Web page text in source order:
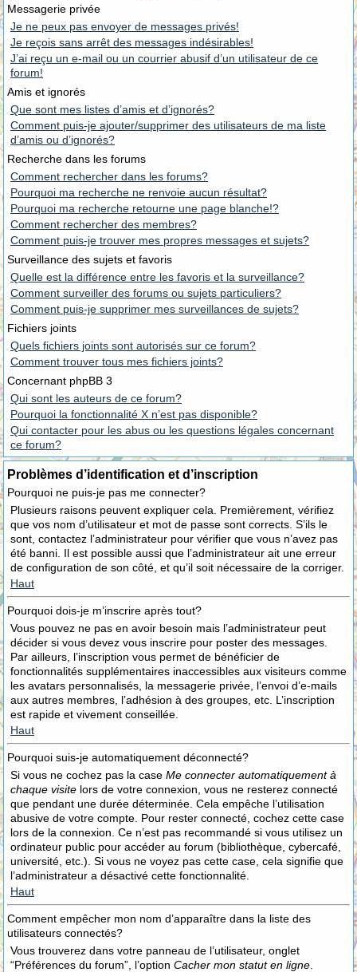
Messagerie privée
Je ne peux pas envoyer de messages privés!
Je reçois sans arrêt des messages indésirables!
J’ai reçu un e-mail ou un courrier abusif d’un utilisateur de ce
forum!
Amis et ignorés
Que sont mes listes d’amis et d’ignorés?
Comment puis-je ajouter/supprimer des utilisateurs de ma liste
d’amis ou d’ignorés?
Recherche dans les forums
Comment rechercher dans les forums?
Pourquoi ma recherche ne renvoie aucun résultat?
Pourquoi ma recherche retourne une page blanche!?
Comment rechercher des membres?
Comment puis-je trouver mes propres messages et sujets?
Surveillance des sujets et favoris
Quelle est la différence entre les favoris et la surveillance?
Comment surveiller des forums ou sujets particuliers?
Comment puis-je supprimer mes surveillances de sujets?
Fichiers joints
Quels fichiers joints sont autorisés sur ce forum?
Comment trouver tous mes fichiers joints?
Concernant phpBB 3
Qui sont les auteurs de ce forum?
Pourquoi la fonctionnalité X n’est pas disponible?
Qui contacter pour les abus ou les questions légales concernant
ce forum?
Problèmes d’identification et d’inscription
Pourquoi ne puis-je pas me connecter?
Plusieurs raisons peuvent expliquer cela. Premièrement, vérifiez
que vos nom d’utilisateur et mot de passe sont corrects. S’ils le
sont, contactez l’administrateur pour vérifier que vous n’avez pas
été banni. Il est possible aussi que l’administrateur ait une erreur
de configuration de son côté, et qu’il soit nécessaire de la corriger.
Haut
Pourquoi dois-je m’inscrire après tout?
Vous pouvez ne pas en avoir besoin mais l’administrateur peut
décider si vous devez vous inscrire pour poster des messages.
Par ailleurs, l’inscription vous permet de bénéficier de
fonctionnalités supplémentaires inaccessibles aux visiteurs comme
les avatars personnalisés, la messagerie privée, l’envoi d’e-mails
aux autres membres, l’adhésion à des groupes, etc. L’inscription
est rapide et vivement conseillée.
Haut
Pourquoi suis-je automatiquement déconnecté?
Si vous ne cochez pas la case Me connecter automatiquement à
chaque visite lors de votre connexion, vous ne resterez connecté
que pendant une durée déterminée. Cela empêche l’utilisation
abusive de votre compte. Pour rester connecté, cochez cette case
lors de la connexion. Ce n’est pas recommandé si vous utilisez un
ordinateur public pour accéder au forum (bibliothèque, cybercafé,
université, etc.). Si vous ne voyez pas cette case, cela signifie que
l’administrateur a désactivé cette fonctionnalité.
Haut
Comment empêcher mon nom d’apparaître dans la liste des
utilisateurs connectés?
Vous trouverez dans votre panneau de l’utilisateur, onglet
“Préférences du forum”, l’option Cacher mon statut en ligne